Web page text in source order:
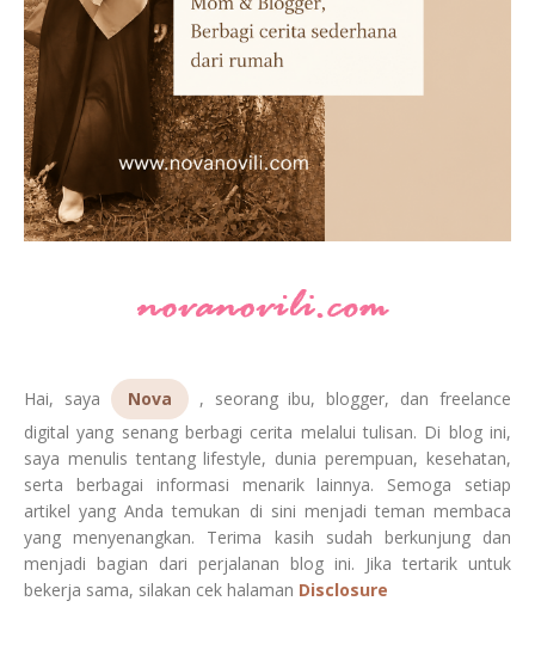
Hai, saya Nova
, seorang ibu, blogger, dan freelance
digital yang senang berbagi cerita melalui tulisan. Di blog ini,
saya menulis tentang lifestyle, dunia perempuan, kesehatan,
serta berbagai informasi menarik lainnya. Semoga setiap
artikel yang Anda temukan di sini menjadi teman membaca
yang menyenangkan. Terima kasih sudah berkunjung dan
menjadi bagian dari perjalanan blog ini. Jika tertarik untuk
bekerja sama, silakan cek halaman Disclosure